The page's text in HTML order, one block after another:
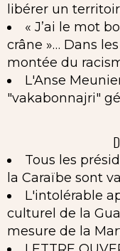
libérer un
« J’ai le mot
crâne »… Dans
montée du
L'Anse
"vakabonnajri"
Tous les
la Caraïbe sont
L'intolérable
culturel de la
mesure de la